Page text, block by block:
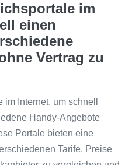
im
einen
Vertrag zu
Internet, um schnell
Handy-Angebote
Portale bieten eine
Tarife, Preise